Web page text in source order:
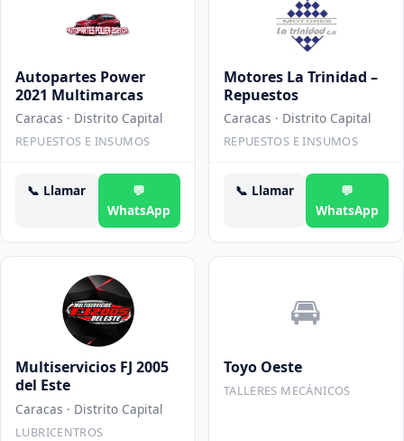
Autopartes Power
2021 Multimarcas
Caracas · Distrito Capital
REPUESTOS E INSUMOS
📞 Llamar
💬
WhatsApp
Motores La Trinidad –
Repuestos
Caracas · Distrito Capital
REPUESTOS E INSUMOS
📞 Llamar
💬
WhatsApp
Multiservicios FJ 2005
del Este
Caracas · Distrito Capital
LUBRICENTROS
🚘
Toyo Oeste
TALLERES MECÁNICOS